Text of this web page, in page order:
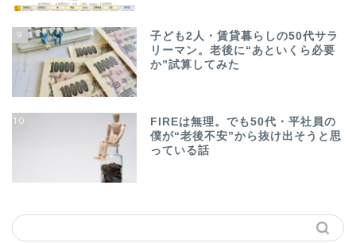
9
子ども2人・賃貸暮らしの50代サラ
リーマン。老後に“あといくら必要
か”試算してみた
10
FIREは無理。でも50代・平社員の
僕が“老後不安”から抜け出そうと思
っている話